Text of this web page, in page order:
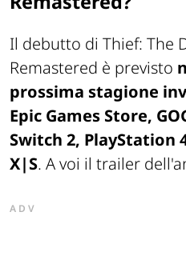
Il debutto di Thief: The
Remastered è previsto
prossima stagione
Epic Games Store,
Switch 2, PlayStation
X|S. A voi il trailer
ADV